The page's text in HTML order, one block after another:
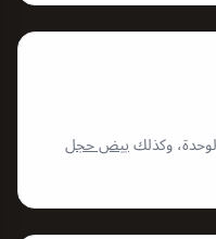
بيض حجل